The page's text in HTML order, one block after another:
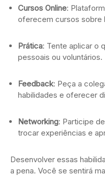
Cursos Online:
oferecem cursos sobre
Prática: Tente aplicar o
pessoais ou voluntários.
Feedback: Peça a
habilidades e oferecer
Networking: Participe
trocar experiências e
Desenvolver essas
a pena. Você se sentirá